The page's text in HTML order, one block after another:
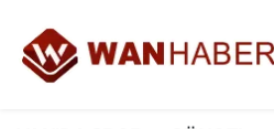
3.SAYFA
Van Nöbetçi Eczaneler